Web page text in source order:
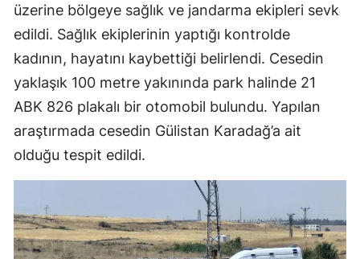
Manisa
Kahramanmaraş
Mardin
Nevşehir
Niğde
Ordu
üzerine bölgeye sağlık ve jandarma ekipleri sevk
edildi. Sağlık ekiplerinin yaptığı kontrolde
kadının, hayatını kaybettiği belirlendi. Cesedin
yaklaşık 100 metre yakınında park halinde 21
ABK 826 plakalı bir otomobil bulundu. Yapılan
araştırmada cesedin Gülistan Karadağ’a ait
olduğu tespit edildi.